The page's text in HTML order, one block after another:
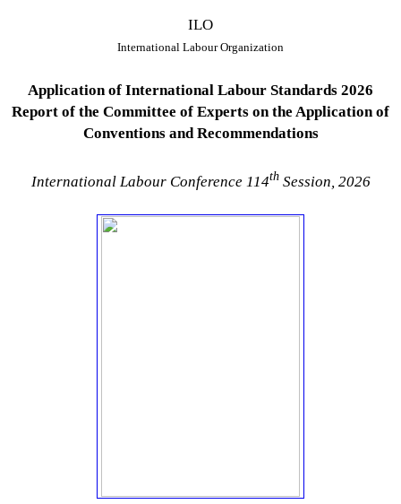
ILO
International Labour Organization
Application of International Labour Standards 2026
Report of the Committee of Experts on the Application of
Conventions and Recommendations
International Labour Conference 114thSession, 2026